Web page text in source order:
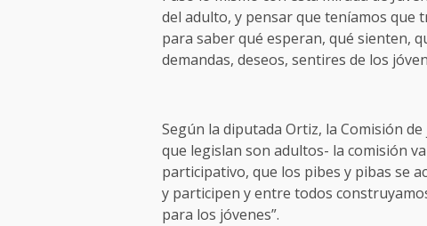
del adulto, y pensar que teníamos que
para saber qué esperan, qué sienten,
demandas, deseos, sentires de los
Según la diputada Ortiz, la Comisión
que legislan son adultos- la comisión
participativo, que los pibes y pibas se
y participen y entre todos
para los jóvenes”.